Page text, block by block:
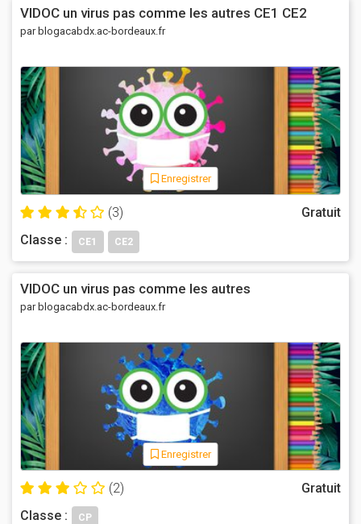
VIDOC un virus pas comme les autres CE1 CE2
par blogacabdx.ac-bordeaux.fr
Enregistrer
(3)
Gratuit
Classe :
CE1 CE2
VIDOC un virus pas comme les autres
par blogacabdx.ac-bordeaux.fr
Enregistrer
(2)
Gratuit
Classe :
CP